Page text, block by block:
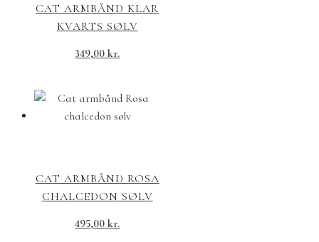
CAT ARMBÅND KLAR
KVARTS SØLV
349,00kr.
CAT ARMBÅND ROSA
CHALCEDON SØLV
495,00kr.